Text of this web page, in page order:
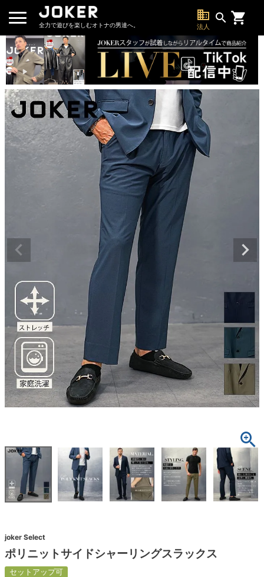
全力で遊びを楽しむオトナの男達へ。
business
法人
search
joker Select
ポリニットサイドシャーリングスラックス
セットアップ可